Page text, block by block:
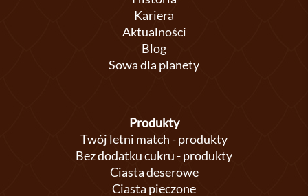
Kariera
Aktualności
Blog
Sowa dla planety
Produkty
Twój letni match - produkty
Bez dodatku cukru - produkty
Ciasta deserowe
Ciasta pieczone